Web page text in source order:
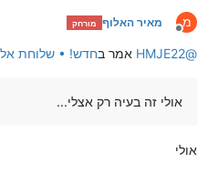
מ
מנותק
מאיר האלוף מורחק
@
HMJE22 אמר בחדש! • שלוחת
אולי זה בעיה רק אצלי...
אולי